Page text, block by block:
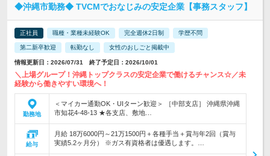
◆沖縄市勤務◆ TVCMでおなじみの安定企業【事務スタッフ】
正社員 職種・業種未経験OK 完全週休2日制 学歴不問
第二新卒歓迎 転勤なし 女性のおしごと掲載中
情報更新日：2026/07/31 終了予定日：2026/10/01
＼上場グループ！沖縄トップクラスの安定企業で働けるチャンス☆／未
経験から働きやすい環境へ！
勤務地
＜マイカー通勤OK・UIターン歓迎＞ ［中部支店］ 沖縄県沖縄
市知花4-48-13 ★各支店、敷地…
給与
月給 18万6000円～21万1500円＋各種手当＋賞与年2回（賞与
実績5.2ヶ月分） ※ガス有資格者は優遇します。…